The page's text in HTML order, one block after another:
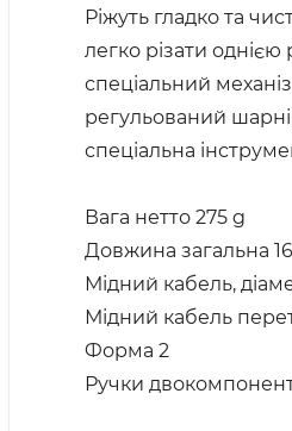
Ріжуть гладко та
легко різати однією
спеціальний
регульований
спеціальна
Вага нетто 275 g
Довжина загальна
Мідний кабель,
Мідний кабель
Форма 2
Ручки